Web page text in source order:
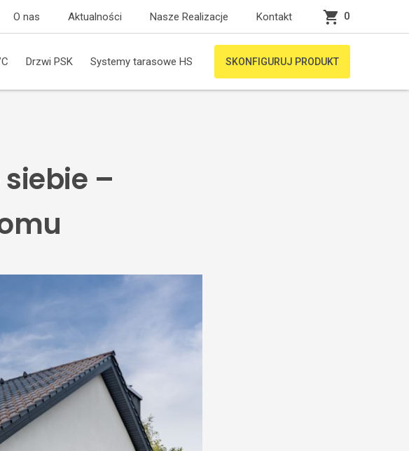
O nas Aktualności Nasze Realizacje Kontakt 0
Drzwi PSK Systemy tarasowe HS SKONFIGURUJ PRODUKT
–